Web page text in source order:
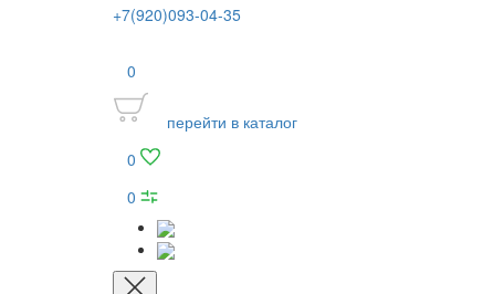
+7(920)093-04-35
0
перейти в каталог
0
0